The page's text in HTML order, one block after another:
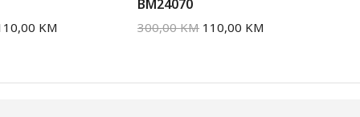
KM
BM24070
300,00KM 110,00 KM